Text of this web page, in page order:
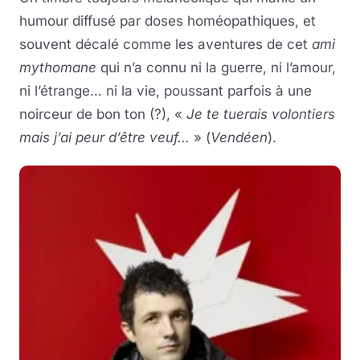
humour diffusé par doses homéopathiques, et
souvent décalé comme les aventures de cet ami
mythomane qui n’a connu ni la guerre, ni l’amour,
ni l’étrange… ni la vie, poussant parfois à une
noirceur de bon ton (?), « Je te tuerais volontiers
mais j’ai peur d’être veuf… » (Vendéen).